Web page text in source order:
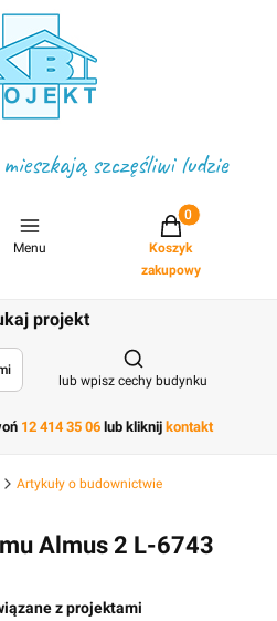
szczęśliwi ludzie
Menu
Projekty w
Koszyk
zakupowy
projekt
Otwórz
lub wpisz cechy budynku
12 414 35 06 lub kliknij kontakt
Artykuły o budownictwie
Almus 2 L-6743
z projektami